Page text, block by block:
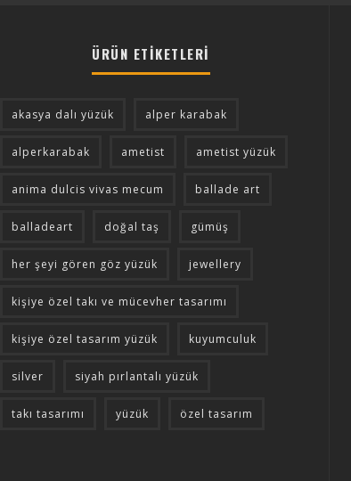
ÜRÜN ETIKETLERI
akasya dalı yüzük alper karabak
alperkarabak ametist ametist yüzük
anima dulcis vivas mecum ballade art
balladeart doğal taş gümüş
her şeyi gören göz yüzük jewellery
kişiye özel takı ve mücevher tasarımı
kişiye özel tasarım yüzük kuyumculuk
silver siyah pırlantalı yüzük
takı tasarımı yüzük özel tasarım